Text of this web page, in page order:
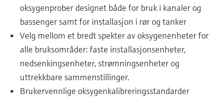
oksygenprober designet både for bruk i kanaler og
bassenger samt for installasjon i rør og tanker
Velg mellom et bredt spekter av oksygenenheter for
alle bruksområder: faste installasjonsenheter,
nedsenkingsenheter, strømningsenheter og
uttrekkbare sammenstillinger.
Brukervennlige oksygenkalibreringsstandarder